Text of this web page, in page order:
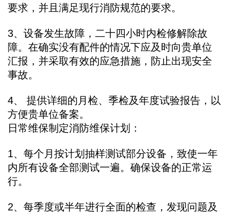
要求，并且满足现行消防规范的要求。
3、设备发生故障，二十四小时内检修解除故
障。在确实没有配件的情况下应及时向贵单位
汇报，并采取有效的应急措施，防止出现安全
事故。
4、 提供详细的月检、季检及年度试验报告，以
方便贵单位备案。
日常维保制定消防维保计划：
1、每个月按计划抽样测试部分设备，致使一年
内所有设备全部测试一遍。确保设备的正常运
行。
2、每季度或半年进行全面的检查，发现问题及